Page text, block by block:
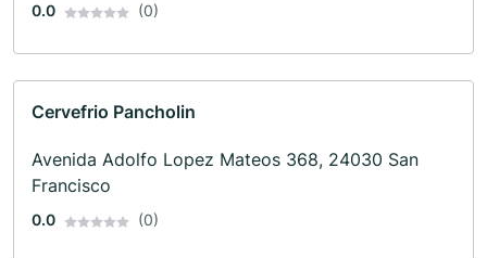
0.0 (0)
Cervefrio Pancholin
Avenida Adolfo Lopez Mateos 368, 24030 San
Francisco
0.0 (0)